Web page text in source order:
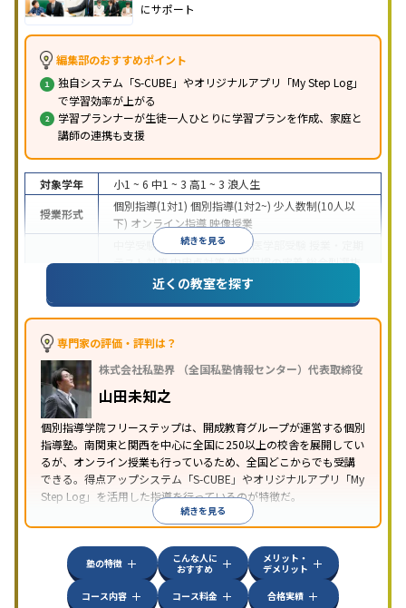
にサポート
編集部のおすすめポイント
独自システム「S-CUBE」やオリジナルアプリ「My Step Log」
で学習効率が上がる
学習プランナーが生徒一人ひとりに学習プランを作成、家庭と
講師の連携も支援
続きを見る
対象学年 小1 ~ 6 中1 ~ 3 高1 ~ 3 浪人生
授業形式
個別指導(1対1) 個別指導(1対2~) 少人数制(10人以
下) オンライン指導映像授業
中学受験 高校受験大学受験 医学部受験
テスト対策内申点対策学習習慣の定着総合型選抜
(旧AO)対策推薦入試対策学校別特化対策
漢検(漢字検定)対策数学特化対策英語・英会話特化
特徴
中高一貫校生に対応
保証制度あり
授業の振替可能学習にPC・タブレッ
トを利用 オンライン対応
講習のみの受講可
近くの教室を探す
専門家の評価・評判は？
株式会社私塾界 （全国私塾情報センター）代表取締役
山田未知之
個別指導学院フリーステップは、開成教育グループが運営する個別
指導塾。南関東と関西を中心に全国に250以上の校舎を展開してい
るが、オンライン授業も行っているため、全国どこからでも受講
できる。得点アップシステム「S-CUBE」やオリジナルアプリ「My
Step Log」を活用した指導を行っているのが特徴だ。
続きを見る
塾の特徴
こんな人に
おすすめ
メリット・
デメリット
コース内容
コース料金 合格実績